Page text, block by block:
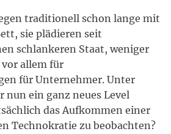
traditionell schon lange mit
sie plädieren seit
schlankeren Staat, weniger
allem für
für Unternehmer. Unter
nun ein ganz neues Level
das Aufkommen einer
Technokratie zu beobachten?